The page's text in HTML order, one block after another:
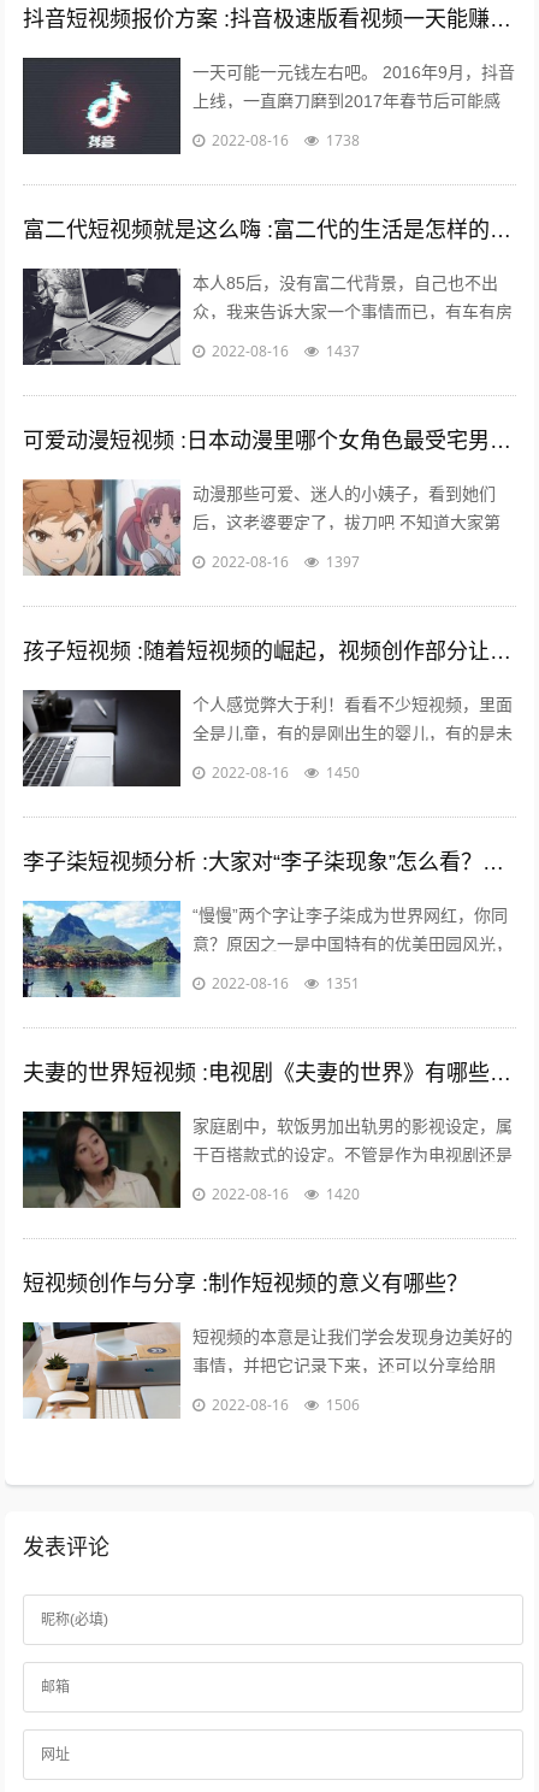
抖音短视频报价方案 :抖音极速版看视频一天能赚多少钱？
一天可能一元钱左右吧。 2016年9月，抖音
上线，一直磨刀磨到2017年春节后可能感
觉跑通了才大举压上资源，产品优秀的数据
2022-08-16 1738
富二代短视频就是这么嗨 :富二代的生活是怎样的，和身边的朋友差距大吗？
本人85后，没有富二代背景，自己也不出
众，我来告诉大家一个事情而已，有车有房
其实不难，你努力一样可以拥有，不过家里
2022-08-16 1437
可爱动漫短视频 :日本动漫里哪个女角色最受宅男们的喜爱欢迎？
动漫那些可爱、迷人的小姨子，看到她们
后，这老婆要定了，拔刀吧 不知道大家第
一次接触动漫是什么时候，绝大多数的老漫
吧...
2022-08-16 1397
孩子短视频 :随着短视频的崛起，视频创作部分让儿童入境，这对孩子是否有利？
个人感觉弊大于利！看看不少短视频，里面
全是儿童，有的是刚出生的婴儿，有的是未
上幼儿园的幼儿，有的是幼儿园的孩子，还
2022-08-16 1450
李子柒短视频分析 :大家对“李子柒现象”怎么看？她成功的背后原因是什么？
“慢慢”两个字让李子柒成为世界网红，你同
意？原因之一是中国特有的优美田园风光，
慢慢出现。二是历史悠久的中国农耕生活，
2022-08-16 1351
夫妻的世界短视频 :电视剧《夫妻的世界》有哪些槽点？
家庭剧中，软饭男加出轨男的影视设定，属
于百搭款式的设定。不管是作为电视剧还是
电影，长的短的都有讲不完的故事；也都能
2022-08-16 1420
短视频创作与分享 :制作短视频的意义有哪些？
短视频的本意是让我们学会发现身边美好的
事情，并把它记录下来，还可以分享给朋
友，制作短视频的意义在于让关心你的人了
2022-08-16 1506
发表评论